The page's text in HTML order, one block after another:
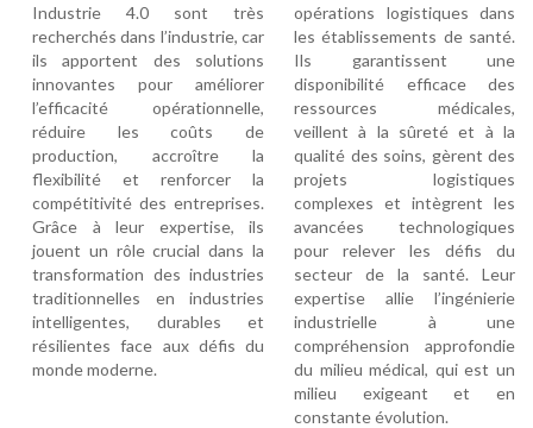
Industrie 4.0 sont très
recherchés dans l’industrie, car
ils apportent des solutions
innovantes pour améliorer
l’efficacité opérationnelle,
réduire les coûts de
production, accroître la
flexibilité et renforcer la
compétitivité des entreprises.
Grâce à leur expertise, ils
jouent un rôle crucial dans la
transformation des industries
traditionnelles en industries
intelligentes, durables et
résilientes face aux défis du
monde moderne.
opérations logistiques dans
les établissements de santé.
Ils garantissent une
disponibilité efficace des
ressources médicales,
veillent à la sûreté et à la
qualité des soins, gèrent des
projets logistiques
complexes et intègrent les
avancées technologiques
pour relever les défis du
secteur de la santé. Leur
expertise allie l’ingénierie
industrielle à une
compréhension approfondie
du milieu médical, qui est un
milieu exigeant et en
constante évolution.